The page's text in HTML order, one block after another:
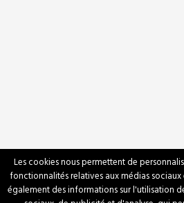
Les cookies nous permettent de
fonctionnalités relatives aux médias
également des informations sur l'utilisation